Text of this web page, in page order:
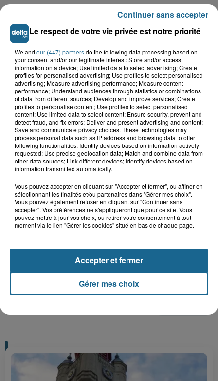
Grand jeu de l'été : les cabines de plages
Gagnez vos entrées pour Dennlys
Parc
Gagnez vos entrées pour le parc
Bagatelle
Gagnez vos entrées pour Plopsaland
Le respect de votre vie privée est notre priorité
We and our (447) partnersdo the following data processing based on
your consent and/or our legitimate interest: Store and/or access
information on a device; Use limited data to select advertising; Create
profiles for personalised advertising; Use profiles to select personalised
advertising; Measure advertising performance; Measure content
performance; Understand audiences through statistics or combinations
of data from different sources; Develop and improve services; Create
profiles to personalise content; Use profiles to select personalised
content; Use limited data to select content; Ensure security, prevent and
detect fraud, and fix errors; Deliver and present advertising and content;
Save and communicate privacy choices. These technologies may
process personal data such as IP address and browsing data to offer
following functionalities: Identify devices based on information actively
requested; Use precise geolocation data; Match and combine data from
other data sources; Link different devices; Identify devices based on
information transmitted automatically.
Vous pouvez accepter en cliquant sur "Accepter et fermer", ou affiner en
sélectionnant les finalités et/ou partenaires dans "Gérer mes choix".
Vous pouvez également refuser en cliquant sur "Continuer sans
accepter". Vos préférences ne s'appliqueront que pour ce site. Vous
pouvez mettre à jour vos choix, ou retirer votre consentement à tout
moment via le lien "Gérer les cookies" situé en bas de chaque page.
Gérer mes choix
Accepter et fermer
Continuer sans accepter